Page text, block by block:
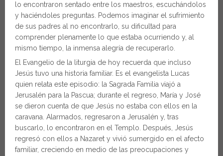
lo encontraron sentado entre los maestros, escuchándolos
y haciéndoles preguntas. Podemos imaginar el sufrimiento
de sus padres al no encontrarlo, su dificultad para
comprender plenamente lo que estaba ocurriendo y, al
mismo tiempo, la inmensa alegría de recuperarlo.
El Evangelio de la liturgia de hoy recuerda que incluso
Jesús tuvo una historia familiar. Es el evangelista Lucas
quien relata este episodio: la Sagrada Familia viajó a
Jerusalén para la Pascua; durante el regreso, María y José
se dieron cuenta de que Jesús no estaba con ellos en la
caravana. Alarmados, regresaron a Jerusalén y, tras
buscarlo, lo encontraron en el Templo. Después, Jesús
regresó con ellos a Nazaret y vivió sumergido en el afecto
familiar, creciendo en medio de las preocupaciones y